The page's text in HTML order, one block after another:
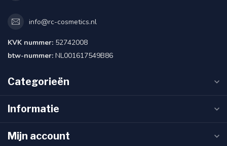
info@rc-cosmetics.nl
KVK nummer: 52742008
btw-nummer: NL001617549B86
Categorieën
Informatie
Mijn account